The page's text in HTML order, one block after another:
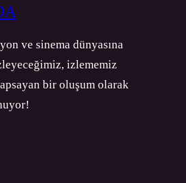
ve sinema dünyasına
izlememiz
bir oluşum olarak